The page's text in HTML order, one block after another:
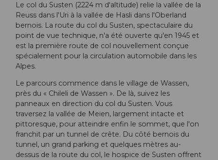
Le col du Susten (2224 m d'altitude) relie la vallée de la
Reuss dans l'Uri à la vallée de Hasli dans l'Oberland
bernois. La route du col du Susten, spectaculaire du
point de vue technique, n'a été ouverte qu'en 1945 et
est la première route de col nouvellement conçue
spécialement pour la circulation automobile dans les
Alpes.
Le parcours commence dans le village de Wassen,
près du « Chileli de Wassen ». De là, suivez les
panneaux en direction du col du Susten. Vous
traversez la vallée de Meien, largement intacte et
pittoresque, pour atteindre enfin le sommet, que l'on
franchit par un tunnel de crête. Du côté bernois du
tunnel, un grand parking et quelques mètres au-
dessus de la route du col, le hospice de Susten offrent